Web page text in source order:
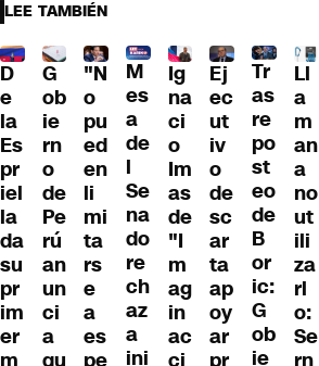
LEE TAMBIÉN
D
e
la
Es
pr
iel
la
da
su
pr
im
er
G
ob
ie
rn
o
de
Pe
rú
an
un
ci
a
"N
o
pu
ed
en
li
mi
ta
rs
e
a
es
M
es
a
de
l
Se
na
do
re
ch
az
a
ini
Ig
na
ci
o
Im
as
de
"I
m
ag
in
ac
Ej
ec
ut
iv
o
de
sc
ar
ta
ap
oy
ar
Tr
as
re
po
st
eo
de
B
or
ic:
G
ob
ie
Ll
a
m
an
a
no
ut
ili
za
rl
o:
Se